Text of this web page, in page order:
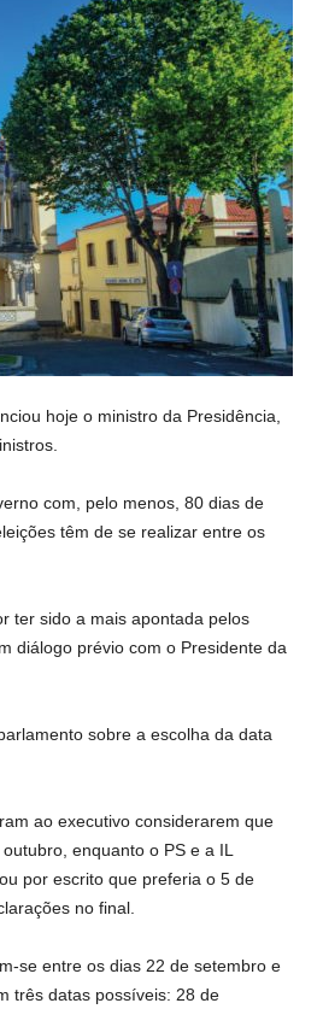
hoje o ministro da Presidência,
com, pelo menos, 80 dias de
têm de se realizar entre os
ter sido a mais apontada pelos
diálogo prévio com o Presidente da
sobre a escolha da data
ao executivo considerarem que
enquanto o PS e a IL
por escrito que preferia o 5 de
no final.
se entre os dias 22 de setembro e
três datas possíveis: 28 de